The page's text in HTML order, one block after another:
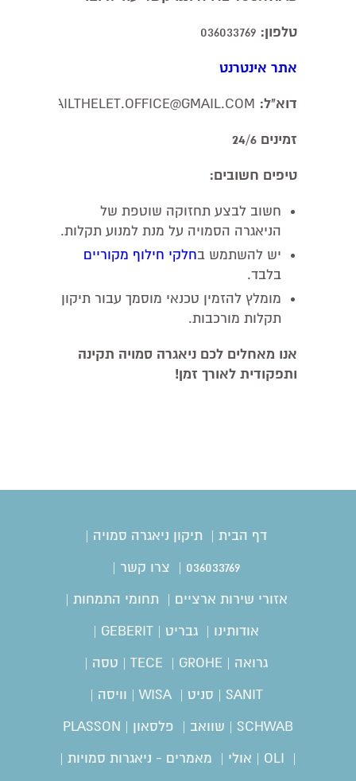
טלפון:
אתר אינטרנט
דוא"ל: MAILTHELET.OFFICE@GMAIL.COM
זמינים 24/ 6
טיפים חשובים:
חשוב לבצע תחזוקה שוטפת של
הניאגרה הסמויה על מנת למנוע תקלות.
יש להשתמש בחלקי חילוף מקוריים
בלבד.
מומלץ להזמין טכנאי מוסמך עבור תיקון
תקלות מורכבות.
אנו מאחלים לכם ניאגרה סמויה תקינה
ותפקודית לאורך זמן!
דף הבית | תיקון ניאגרה סמויה |
036033769
| צרו קשר |
אזורי שירות ארציים | תחומי התמחות |
אודותינו | גבריט | GEBERIT
|
גרואה | GROHE
| TECE | טסה
|
SANIT | סניט
| WISA | וויסה
|
SCHWAB | שוואב
|
פלסאון | PLASSON
|
OLI | אולי | מאמרים - ניאגרות סמויות |